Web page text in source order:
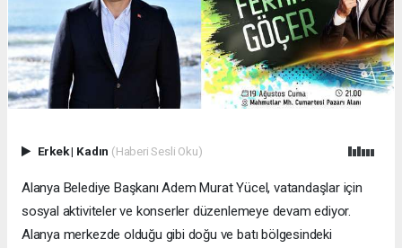
Erkek| Kadın (Haberi Sesli Oku)
Alanya Belediye Başkanı Adem Murat Yücel, vatandaşlar için
sosyal aktiviteler ve konserler düzenlemeye devam ediyor.
Alanya merkezde olduğu gibi doğu ve batı bölgesindeki